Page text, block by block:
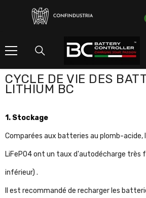
CYCLE DE VIE DES
LITHIUM BC
1. Stockage
Comparées aux batteries au plomb-
LiFePO4 ont un taux d'autodécharge très
inférieur) .
Il est recommandé de recharger les